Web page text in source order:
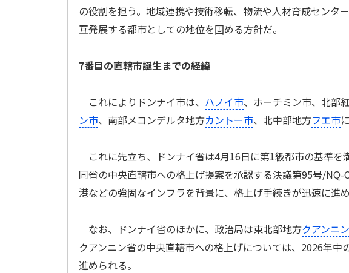
の役割を担う。地域連携や技術移転、物流や人材育成センタ
互発展する都市としての地位を固める方針だ。
7番目の直轄市誕生までの経緯
これによりドンナイ市は、 ハノイ市、ホーチミン市、北部
ン市、南部メコンデルタ地方カントー市、北中部地方フエ市
これに先立ち、ドンナイ省は4月16日に第1級都市の基準
同省の中央直轄市への格上げ提案を承認する決議第95号/
港などの強固なインフラを背景に、格上げ手続きが迅速に進め
なお、ドンナイ省のほかに、政治局は東北部地方クアンニ
クアンニン省の中央直轄市への格上げについては、2026年
進められる。